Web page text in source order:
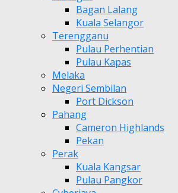
Bagan Lalang
Kuala Selangor
Terengganu
Pulau Perhentian
Pulau Kapas
Melaka
Negeri Sembilan
Port Dickson
Pahang
Cameron Highlands
Pekan
Perak
Kuala Kangsar
Pulau Pangkor